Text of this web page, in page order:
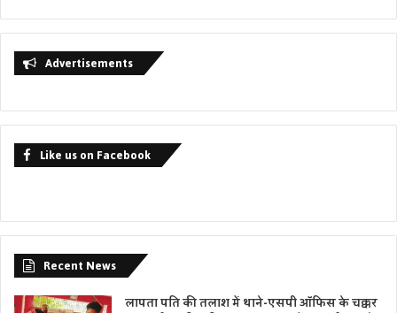
Advertisements
Like us on Facebook
Recent News
लापता पति की तलाश में थाने-एसपी ऑफिस के चक्कर